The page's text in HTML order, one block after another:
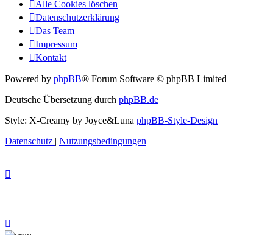
Alle Cookies löschen
Datenschutzerklärung
Das Team
Impressum
Kontakt
Powered by phpBB® Forum Software © phpBB Limited
Deutsche Übersetzung durch phpBB.de
Style: X-Creamy by Joyce&Luna phpBB-Style-Design
Datenschutz | Nutzungsbedingungen